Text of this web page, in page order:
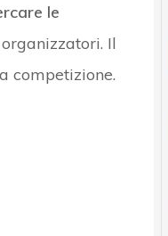
le
Il
competizione.